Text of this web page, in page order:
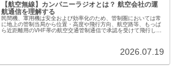
【航空無線】カンパニーラジオとは？ 航空会社の運
航通信を理解する
民間機、軍用機は安全および効率化のため、管制圏においては常
に地上の管制当局から位置・高度や飛行方向、航空路等、もっぱ
ら近距離用のVHF帯の航空交通管制通信で承認を受けて飛行して
2026.07.19